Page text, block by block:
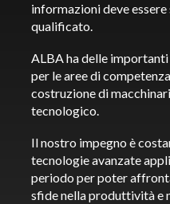
informazioni deve
qualificato.
ALBA ha delle
per le aree di
costruzione di
tecnologico.
Il nostro impegno è
tecnologie avanzate
periodo per poter
sfide nella produttività e